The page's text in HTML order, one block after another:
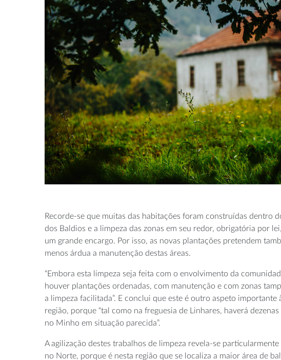
Recorde-se que muitas das habitações foram construídas dentro
dos Baldios e a limpeza das zonas em seu redor, obrigatória por
um grande encargo. Por isso, as novas plantações pretendem
menos árdua a manutenção destas áreas.
“Embora esta limpeza seja feita com o envolvimento da
houver plantações ordenadas, com manutenção e com zonas
a limpeza facilitada”. E conclui que este é outro aspeto importante
região, porque “tal como na freguesia de Linhares, haverá
no Minho em situação parecida”.
A agilização destes trabalhos de limpeza revela-se
no Norte, porque é nesta região que se localiza a maior área de